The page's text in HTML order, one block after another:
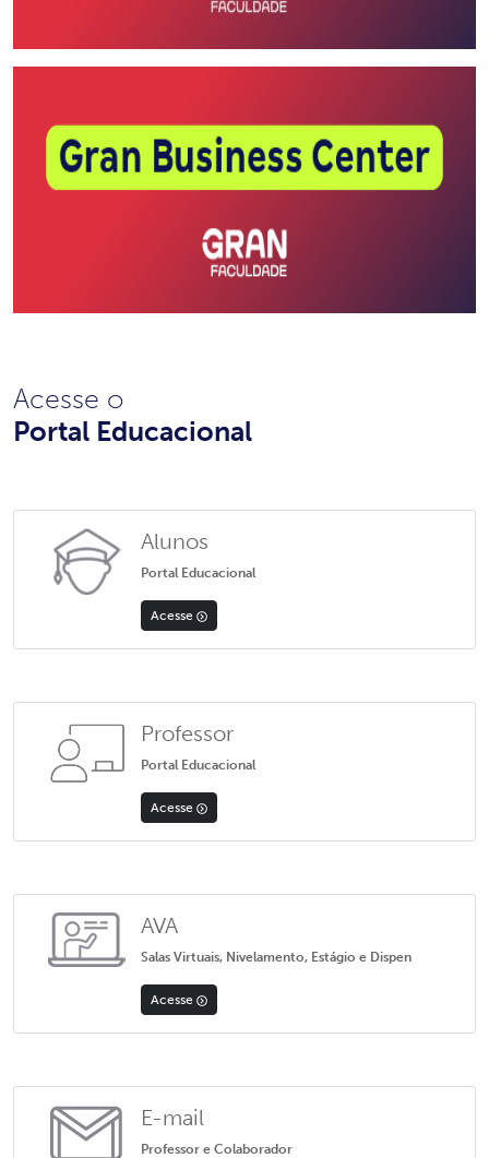
Acesse o
Portal Educacional
Alunos
Portal Educacional
Acesse
Professor
Portal Educacional
Acesse
AVA
Salas Virtuais, Nivelamento, Estágio e Dispen
Acesse
E-mail
Professor e Colaborador